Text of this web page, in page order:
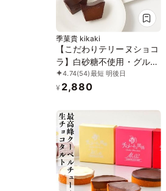
季菓貴 kikaki
【こだわりテリーヌショコ
ラ】白砂糖不使用・グルテ
ンフリー・無添加 濃厚チ
ョコレートケーキ ガトー
4.74(54)最短 明後日
¥ 2,880